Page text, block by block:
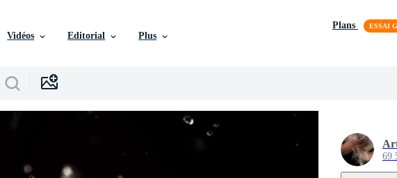
Vidéos Editorial Plus
Plans
69